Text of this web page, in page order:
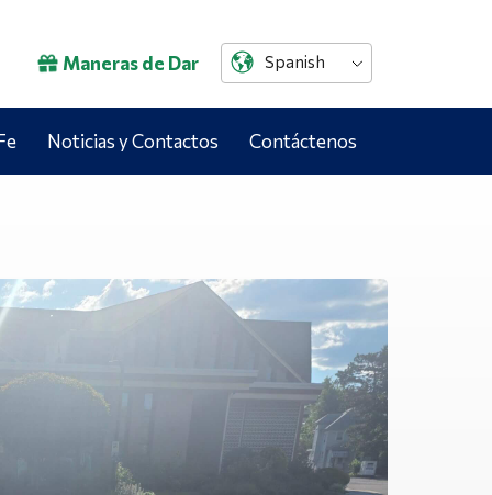
Maneras de Dar Spanish
Noticias y Contactos Contáctenos